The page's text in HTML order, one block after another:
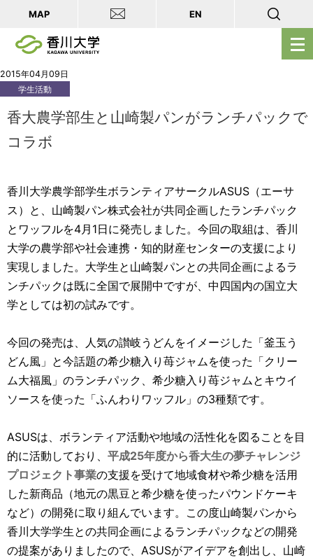
メ
ニ
を
MAP EN
2015年04月09日
学生活動
香大農学部生と山崎製パンがランチパックで
コラボ
香川大学農学部学生ボランティアサークルASUS（エーサ
ス）と、山崎製パン株式会社が共同企画したランチパック
とワッフルを4月1日に発売しました。今回の取組は、香川
大学の農学部や社会連携・知的財産センターの支援により
実現しました。大学生と山崎製パンとの共同企画によるラ
ンチパックは既に全国で展開中ですが、中四国内の国立大
学としては初の試みです。
今回の発売は、人気の讃岐うどんをイメージした「釜玉う
どん風」と今話題の希少糖入り苺ジャムを使った「クリー
ム大福風」のランチパック、希少糖入り苺ジャムとキウイ
ソースを使った「ふんわりワッフル」の3種類です。
ASUSは、ボランティア活動や地域の活性化を図ることを目
的に活動しており、 平成25年度から香大生の夢チャレンジ
プロジェクト事業の支援を受けて地域食材や希少糖を活用
した新商品（地元の黒豆と希少糖を使ったパウンドケーキ
など）の開発に取り組んでいます。この度山崎製パンから
香川大学学生との共同企画によるランチパックなどの開発
の提案がありましたので、ASUSがアイデアを創出し、山崎